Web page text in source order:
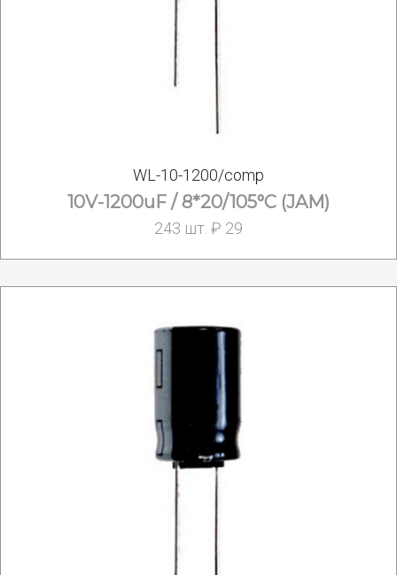
WL-10-1200/comp
10V-1200uF / 8*20/105°С (JAM)
243 шт. ₽ 29